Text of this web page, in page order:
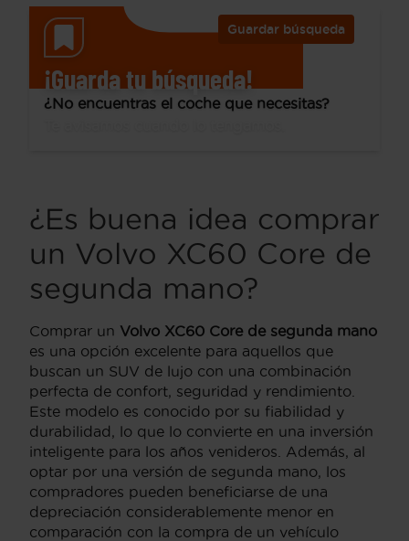
Guardar búsqueda
¡Guarda tu búsqueda!
¿No encuentras el coche que necesitas?
¿Es buena idea comprar
un Volvo XC60 Core de
segunda mano?
Comprar un Volvo XC60 Core de segunda mano
es una opción excelente para aquellos que
buscan un SUV de lujo con una combinación
perfecta de confort, seguridad y rendimiento.
Este modelo es conocido por su fiabilidad y
durabilidad, lo que lo convierte en una inversión
inteligente para los años venideros. Además, al
optar por una versión de segunda mano, los
compradores pueden beneficiarse de una
depreciación considerablemente menor en
comparación con la compra de un vehículo